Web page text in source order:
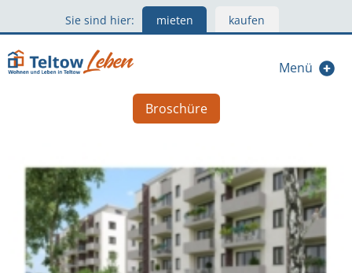
Sie sind hier: mieten kaufen
Menü
Broschüre